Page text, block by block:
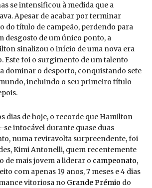
se intensificou à medida que a
Apesar de acabar por terminar
do título de campeão, perdendo para
desgosto de um único ponto, a
sinalizou o início de uma nova era
Este foi o surgimento de um talento
dominar o desporto, conquistando sete
incluindo o seu primeiro título
dias de hoje, o recorde que Hamilton
intocável durante quase duas
numa reviravolta surpreendente, foi
Kimi Antonelli, quem recentemente
de mais jovem a liderar o campeonato,
com apenas 19 anos, 7 meses e 4 dias
vitoriosa no Grande Prémio do